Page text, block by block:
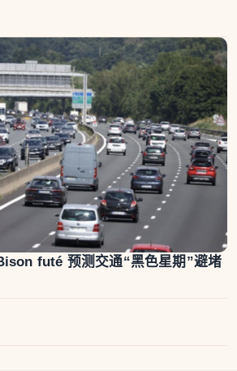
futé 预测交通“黑色星期”避堵